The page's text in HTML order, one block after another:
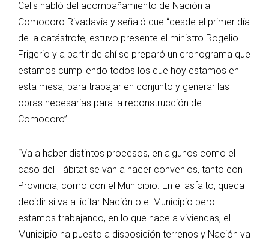
Celis habló del acompañamiento de Nación a
Comodoro Rivadavia y señaló que “desde el primer día
de la catástrofe, estuvo presente el ministro Rogelio
Frigerio y a partir de ahí se preparó un cronograma que
estamos cumpliendo todos los que hoy estamos en
esta mesa, para trabajar en conjunto y generar las
obras necesarias para la reconstrucción de
Comodoro”.
“Va a haber distintos procesos, en algunos como el
caso del Hábitat se van a hacer convenios, tanto con
Provincia, como con el Municipio. En el asfalto, queda
decidir si va a licitar Nación o el Municipio pero
estamos trabajando, en lo que hace a viviendas, el
Municipio ha puesto a disposición terrenos y Nación va